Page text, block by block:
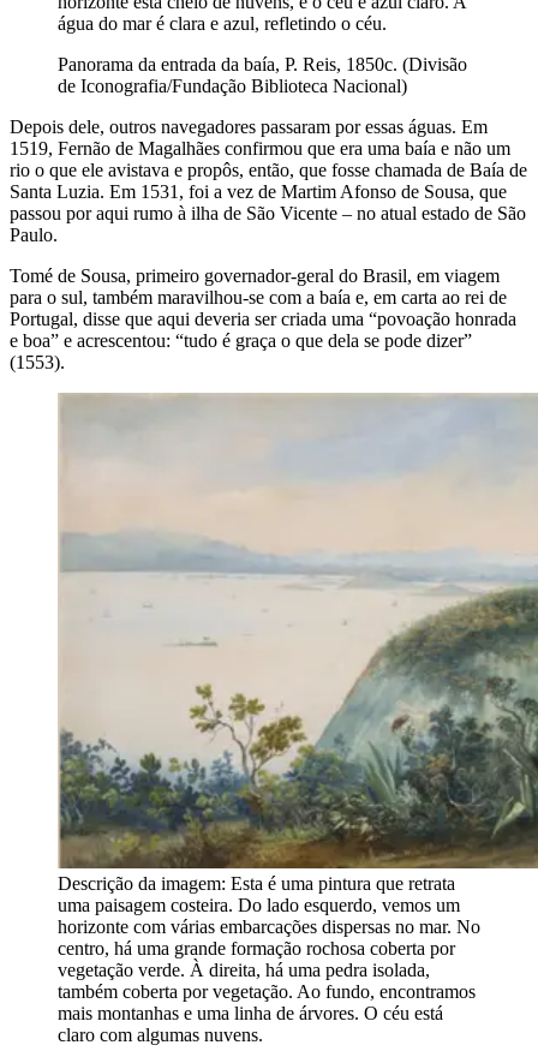
água do mar é clara e azul, refletindo o céu.
Panorama da entrada da baía, P. Reis, 1850c. (Divisão
de Iconografia/Fundação Biblioteca Nacional)
Depois dele, outros navegadores passaram por essas águas. Em
1519, Fernão de Magalhães confirmou que era uma baía e não um
rio o que ele avistava e propôs, então, que fosse chamada de Baía de
Santa Luzia. Em 1531, foi a vez de Martim Afonso de Sousa, que
passou por aqui rumo à ilha de São Vicente – no atual estado de São
Paulo.
Tomé de Sousa, primeiro governador-geral do Brasil, em viagem
para o sul, também maravilhou-se com a baía e, em carta ao rei de
Portugal, disse que aqui deveria ser criada uma “povoação honrada
e boa” e acrescentou: “tudo é graça o que dela se pode dizer”
(1553).
Descrição da imagem: Esta é uma pintura que retrata
uma paisagem costeira. Do lado esquerdo, vemos um
horizonte com várias embarcações dispersas no mar. No
centro, há uma grande formação rochosa coberta por
vegetação verde. À direita, há uma pedra isolada,
também coberta por vegetação. Ao fundo, encontramos
mais montanhas e uma linha de árvores. O céu está
claro com algumas nuvens.